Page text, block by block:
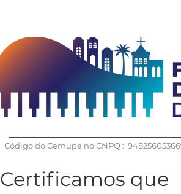
Código do Cemupe no CNPQ :
Certificamos que